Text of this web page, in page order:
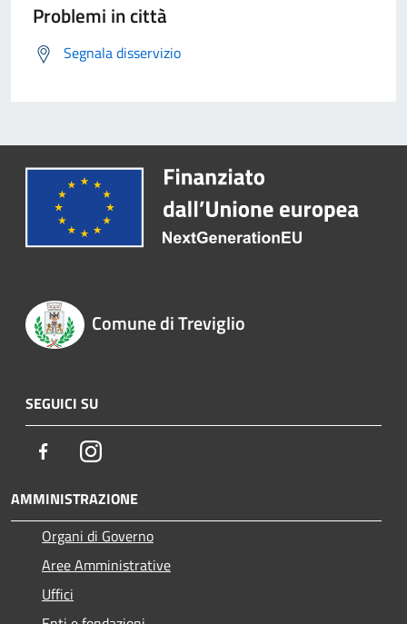
Problemi in città
Segnala disservizio
Comune di Treviglio
SEGUICI SU
FacebookInstagram
AMMINISTRAZIONE
Organi di Governo
Aree Amministrative
Uffici